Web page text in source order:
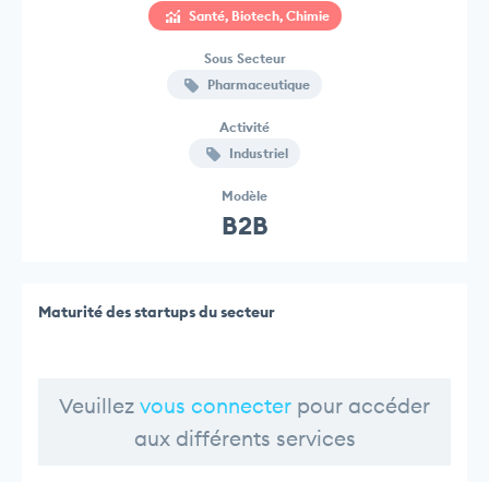
Santé, Biotech, Chimie
Sous Secteur
Pharmaceutique
Activité
Industriel
Modèle
B2B
Maturité des startups du secteur
Veuillez vous connecter pour accéder
aux différents services